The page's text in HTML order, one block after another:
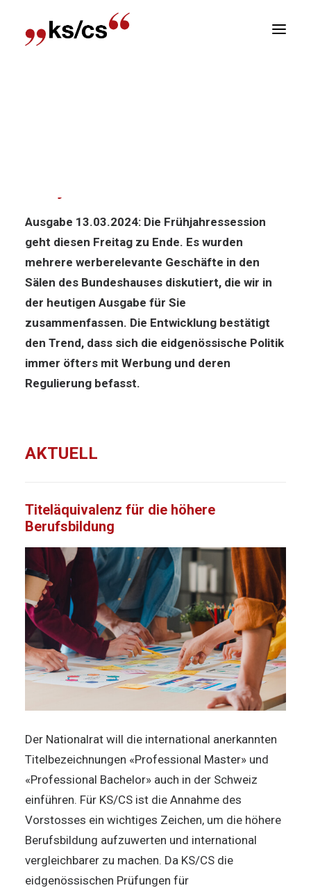
Ausgabe 13.03.2024: Die Frühjahressession
geht diesen Freitag zu Ende. Es wurden
mehrere werberelevante Geschäfte in den
Sälen des Bundeshauses diskutiert, die wir in
der heutigen Ausgabe für Sie
zusammenfassen. Die Entwicklung bestätigt
den Trend, dass sich die eidgenössische Politik
immer öfters mit Werbung und deren
Regulierung befasst.
AKTUELL
Titeläquivalenz für die höhere
Berufsbildung
Der Nationalrat will die international anerkannten
Titelbezeichnungen «Professional Master» und
«Professional Bachelor» auch in der Schweiz
einführen. Für KS/CS ist die Annahme des
Vorstosses ein wichtiges Zeichen, um die höhere
Berufsbildung aufzuwerten und international
vergleichbarer zu machen. Da KS/CS die
eidgenössischen Prüfungen für